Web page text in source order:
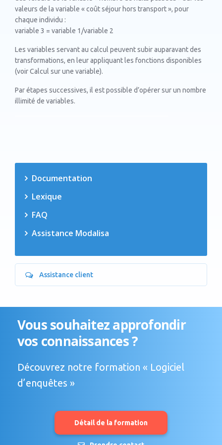
valeurs de la variable « coût séjour hors transport », pour
chaque individu :
variable 3 = variable 1/variable 2
Les variables servant au calcul peuvent subir auparavant des
transformations, en leur appliquant les fonctions disponibles
(voir Calcul sur une variable).
Par étapes successives, il est possible d’opérer sur un nombre
illimité de variables.
Documentation
Lexique
FAQ
Assistance Modalisa
Assistance client
Vous souhaitez approfondir
vos connaissances ?
Découvrez notre formation « Logiciel
d’enquêtes »
Détail de la formation